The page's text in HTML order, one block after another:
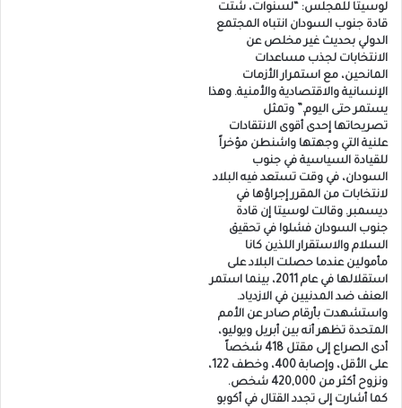
لوسيتا للمجلس: “لسنوات، شتت
قادة جنوب السودان انتباه المجتمع
الدولي بحديث غير مخلص عن
الانتخابات لجذب مساعدات
المانحين، مع استمرار الأزمات
الإنسانية والاقتصادية والأمنية. وهذا
يستمر حتى اليوم.” وتمثل
تصريحاتها إحدى أقوى الانتقادات
علنية التي وجهتها واشنطن مؤخراً
للقيادة السياسية في جنوب
السودان، في وقت تستعد فيه البلاد
لانتخابات من المقرر إجراؤها في
ديسمبر. وقالت لوسيتا إن قادة
جنوب السودان فشلوا في تحقيق
السلام والاستقرار اللذين كانا
مأمولين عندما حصلت البلاد على
استقلالها في عام 2011، بينما استمر
العنف ضد المدنيين في الازدياد.
واستشهدت بأرقام صادر عن الأمم
المتحدة تظهر أنه بين أبريل ويوليو،
أدى الصراع إلى مقتل 418 شخصاً
على الأقل، وإصابة 400، وخطف 122،
ونزوح أكثر من 420,000 شخص.
كما أشارت إلى تجدد القتال في أكوبو